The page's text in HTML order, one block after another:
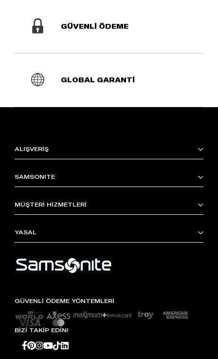
GÜVENLİ ÖDEME
GLOBAL GARANTİ
ALIŞVERİŞ
SAMSONITE
MÜŞTERİ HİZMETLERİ
YASAL
GÜVENLİ ÖDEME YÖNTEMLERİ
BİZİ TAKİP EDİN!